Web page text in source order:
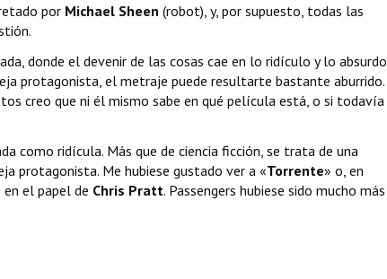
por Michael Sheen (robot), y, por supuesto, todas las
donde el devenir de las cosas cae en lo ridículo y lo absurdo,
protagonista, el metraje puede resultarte bastante aburrido.
creo que ni él mismo sabe en qué película está, o si todavía
como ridícula. Más que de ciencia ficción, se trata de una
protagonista. Me hubiese gustado ver a «Torrente» o, en
en el papel de Chris Pratt. Passengers hubiese sido mucho más